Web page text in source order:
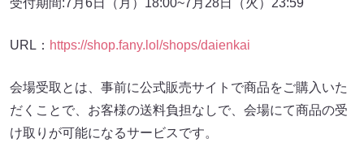
URL： https://shop.fany.lol/shops/daienkai
会場受取とは、事前に公式販売サイトで商品をご購入いた
だくことで、お客様の送料負担なしで、会場にて商品の受
け取りが可能になるサービスです。